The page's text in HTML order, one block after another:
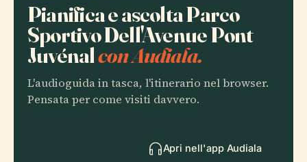
Pianifica e ascolta Parco
Sportivo Dell'Avenue Pont
Juvénalcon Audiala.
L'audioguida in tasca, l'itinerario nel browser.
Pensata per come visiti davvero.
Apri nell'app Audiala